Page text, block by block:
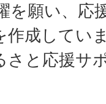
を願い、応
作成してい
さと応援サ